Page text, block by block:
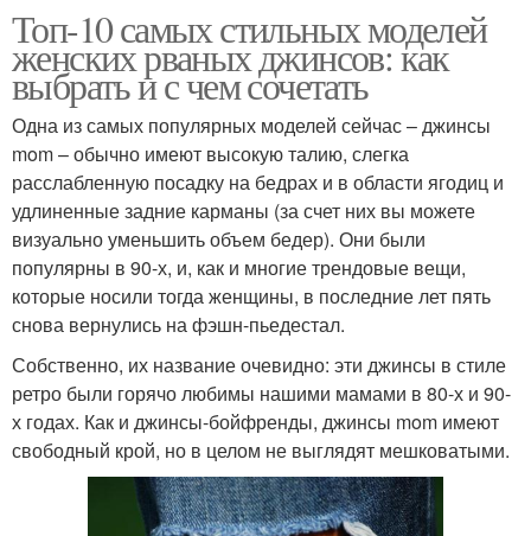
Топ-10 самых стильных моделей
женских рваных джинсов: как
выбрать и с чем сочетать
Одна из самых популярных моделей сейчас – джинсы
mom – обычно имеют высокую талию, слегка
расслабленную посадку на бедрах и в области ягодиц и
удлиненные задние карманы (за счет них вы можете
визуально уменьшить объем бедер). Они были
популярны в 90-х, и, как и многие трендовые вещи,
которые носили тогда женщины, в последние лет пять
снова вернулись на фэшн-пьедестал.
Собственно, их название очевидно: эти джинсы в стиле
ретро были горячо любимы нашими мамами в 80-х и 90-
х годах. Как и джинсы-бойфренды, джинсы mom имеют
свободный крой, но в целом не выглядят мешковатыми.